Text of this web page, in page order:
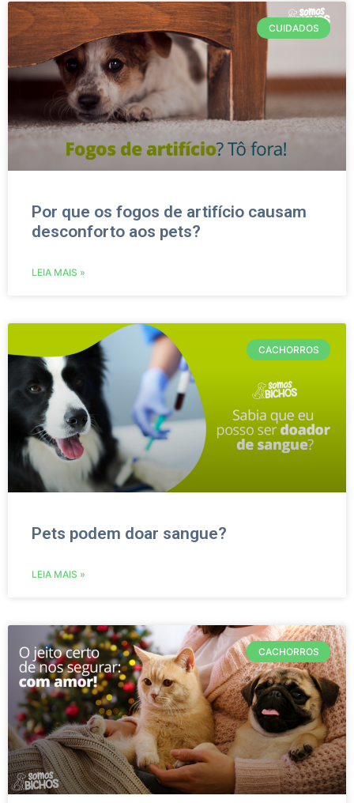
CUIDADOS
Por que os fogos de artifício causam
desconforto aos pets?
LEIA MAIS »
CACHORROS
Pets podem doar sangue?
LEIA MAIS »
CACHORROS